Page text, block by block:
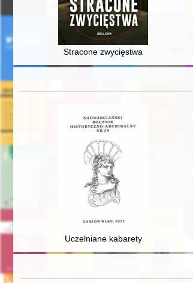
Stracone zwycięstwa
Uczelniane kabarety